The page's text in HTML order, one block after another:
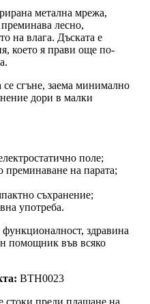
метална мрежа,
преминава лесно,
на влага. Дъската е
което я прави още по-
сгъне, заема минимално
дори в малки
поле;
на парата;
съхранение;
употреба.
функционалност, здравина
помощник във всяко
BTH0023
стоки преди плащане на